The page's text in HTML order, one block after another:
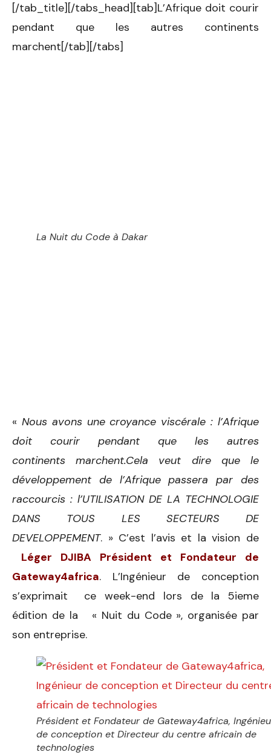
[/tab_title][/tabs_head][tab]L’Afrique doit courir
pendant que les autres continents
marchent[/tab][/tabs]
La Nuit du Code à Dakar
« Nous avons une croyance viscérale : l’Afrique
doit courir pendant que les autres
continents marchent.Cela veut dire que le
développement de l’Afrique passera par des
raccourcis : l’UTILISATION DE LA TECHNOLOGIE
DANS TOUS LES SECTEURS DE
DEVELOPPEMENT. » C’est l’avis et la vision de
Léger DJIBA Président et Fondateur de
Gateway4africa. L’Ingénieur de conception
s’exprimait ce week-end lors de la 5ieme
édition de la « Nuit du Code », organisée par
son entreprise.
Président et Fondateur de Gateway4africa,
de conception et Directeur du centre africain de
technologies